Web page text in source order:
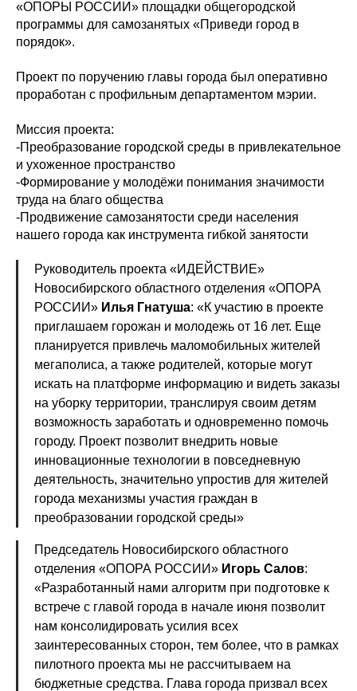
«ОПОРЫ РОССИИ» площадки общегородской
программы для самозанятых «Приведи город в
порядок».
Проект по поручению главы города был оперативно
проработан с профильным департаментом мэрии.
Миссия проекта:
-Преобразование городской среды в привлекательное
и ухоженное пространство
-Формирование у молодёжи понимания значимости
труда на благо общества
-Продвижение самозанятости среди населения
нашего города как инструмента гибкой занятости
Руководитель проекта «ИДЕЙСТВИЕ»
Новосибирского областного отделения «ОПОРА
РОССИИ» Илья Гнатуша: «К участию в проекте
приглашаем горожан и молодежь от 16 лет. Еще
планируется привлечь маломобильных жителей
мегаполиса, а также родителей, которые могут
искать на платформе информацию и видеть заказы
на уборку территории, транслируя своим детям
возможность заработать и одновременно помочь
городу. Проект позволит внедрить новые
инновационные технологии в повседневную
деятельность, значительно упростив для жителей
города механизмы участия граждан в
преобразовании городской среды»
Председатель Новосибирского областного
отделения «ОПОРА РОССИИ» Игорь Салов:
«Разработанный нами алгоритм при подготовке к
встрече с главой города в начале июня позволит
нам консолидировать усилия всех
заинтересованных сторон, тем более, что в рамках
пилотного проекта мы не рассчитываем на
бюджетные средства. Глава города призвал всех